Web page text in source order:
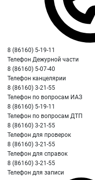
8 (86160) 5-19-11
Телефон Дежурной части
8 (86160) 5-07-40
Телефон канцелярии
8 (86160) 3-21-55
Телефон по вопросам ИАЗ
8 (86160) 5-19-11
Телефон по вопросам ДТП
8 (86160) 3-21-55
Телефон для проверок
8 (86160) 3-21-55
Телефон для справок
8 (86160) 3-21-55
Телефон для записи